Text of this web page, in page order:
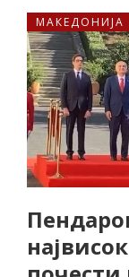
МАКЕДОНИЈА